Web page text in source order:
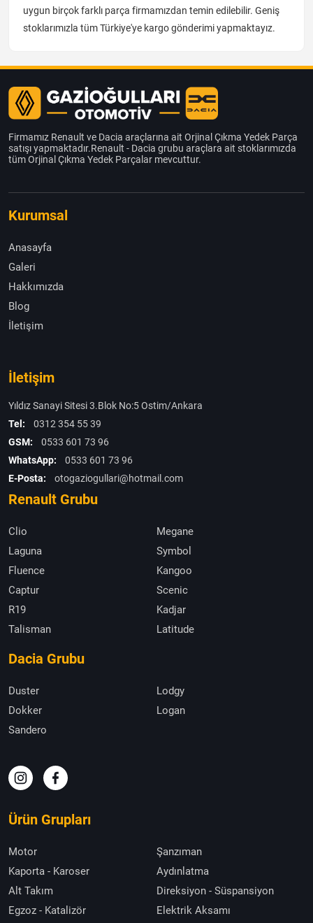
uygun birçok farklı parça firmamızdan temin edilebilir. Geniş
stoklarımızla tüm Türkiye'ye kargo gönderimi yapmaktayız.
Firmamız Renault ve Dacia araçlarına ait Orjinal Çıkma Yedek Parça
satışı yapmaktadır.Renault - Dacia grubu araçlara ait stoklarımızda
tüm Orjinal Çıkma Yedek Parçalar mevcuttur.
Kurumsal
Anasayfa
Galeri
Hakkımızda
Blog
İletişim
İletişim
Yıldız Sanayi Sitesi 3.Blok No:5 Ostim/Ankara
Tel:
0312 354 55 39
GSM:
0533 601 73 96
WhatsApp:
0533 601 73 96
E-Posta:
otogaziogullari@hotmail.com
Renault Grubu
Clio
Megane
Laguna
Symbol
Fluence
Kangoo
Captur
Scenic
R19
Kadjar
Talisman
Latitude
Dacia Grubu
Duster
Lodgy
Dokker
Logan
Sandero
Ürün Grupları
Motor
Şanzıman
Kaporta - Karoser
Aydınlatma
Alt Takım
Direksiyon - Süspansiyon
Egzoz - Katalizör
Elektrik Aksamı